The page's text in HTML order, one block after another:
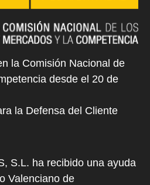
la Comisión Nacional de
desde el 20 de
la Defensa del Cliente
S.L. ha recibido una ayuda
Valenciano de